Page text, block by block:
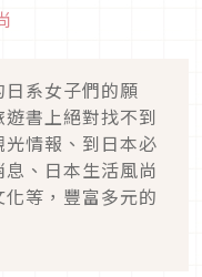
系女子們的願
書上絕對找不到
情報、到日本必
、日本生活風尚
等，豐富多元的